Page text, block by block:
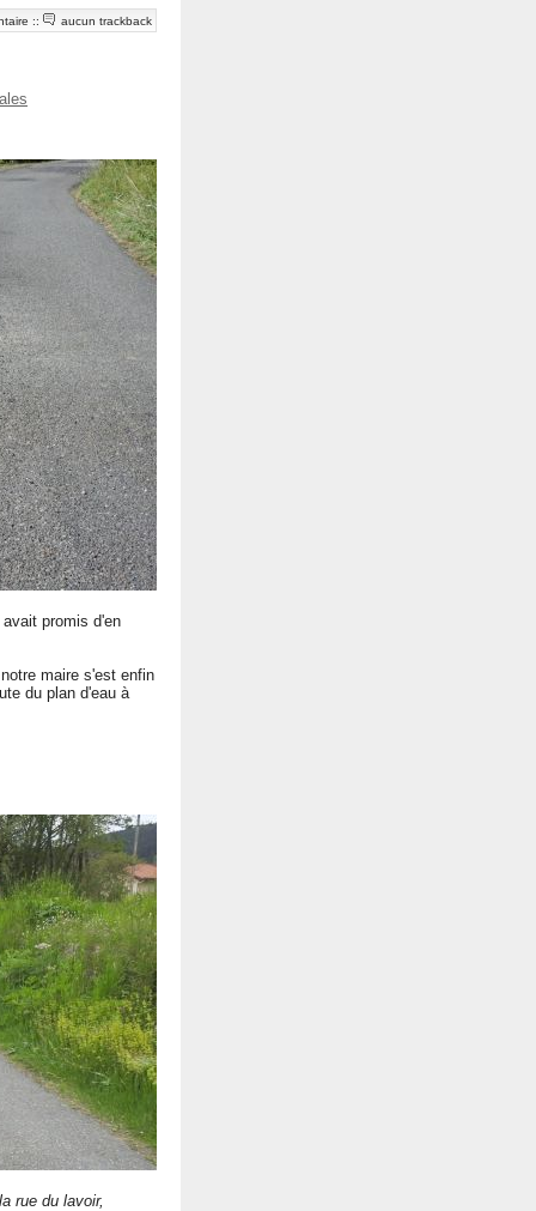
:: aucun trackback
promis d'en
maire s'est enfin
du plan d'eau à
rue du lavoir,